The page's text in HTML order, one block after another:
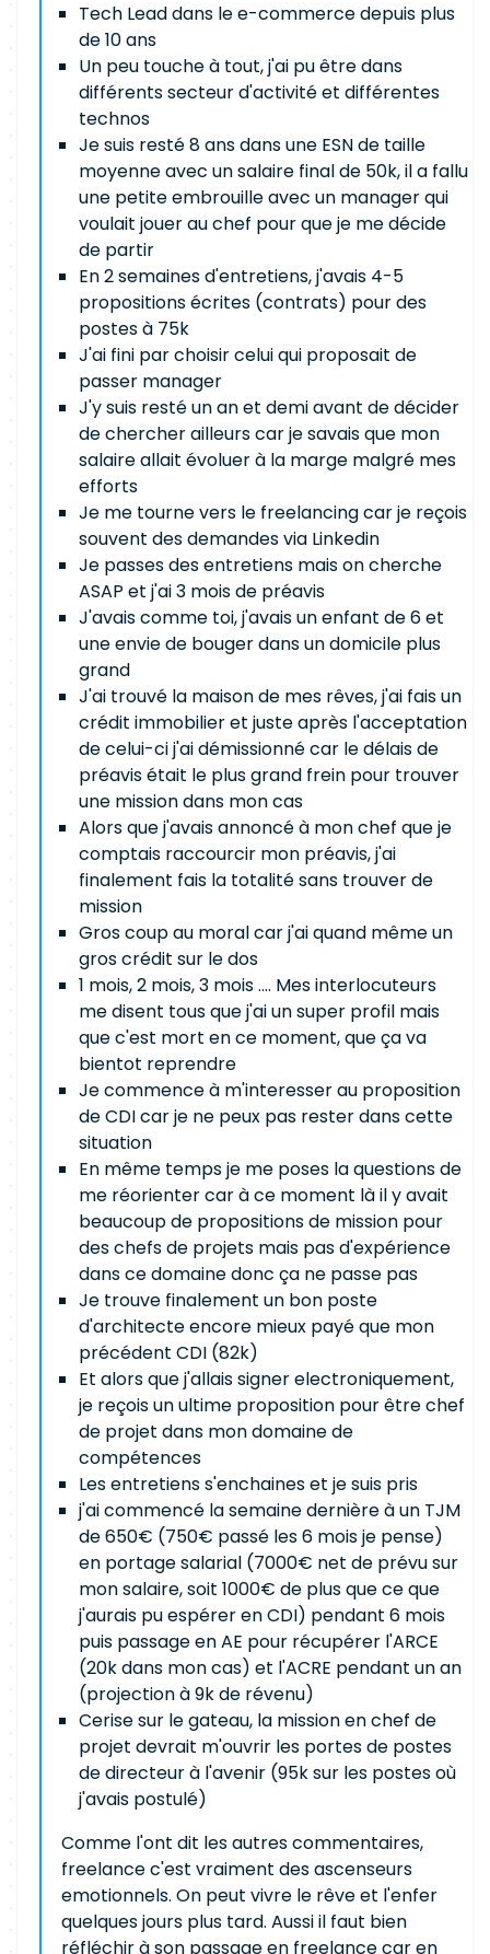
Tech Lead dans le e-commerce depuis plus
de 10 ans
Un peu touche à tout, j'ai pu être dans
différents secteur d'activité et différentes
technos
Je suis resté 8 ans dans une ESN de taille
moyenne avec un salaire final de 50k, il a fallu
une petite embrouille avec un manager qui
voulait jouer au chef pour que je me décide
de partir
En 2 semaines d'entretiens, j'avais 4-5
propositions écrites (contrats) pour des
postes à 75k
J'ai fini par choisir celui qui proposait de
passer manager
J'y suis resté un an et demi avant de décider
de chercher ailleurs car je savais que mon
salaire allait évoluer à la marge malgré mes
efforts
Je me tourne vers le freelancing car je reçois
souvent des demandes via Linkedin
Je passes des entretiens mais on cherche
ASAP et j'ai 3 mois de préavis
J'avais comme toi, j'avais un enfant de 6 et
une envie de bouger dans un domicile plus
grand
J'ai trouvé la maison de mes rêves, j'ai fais un
crédit immobilier et juste après l'acceptation
de celui-ci j'ai démissionné car le délais de
préavis était le plus grand frein pour trouver
une mission dans mon cas
Alors que j'avais annoncé à mon chef que je
comptais raccourcir mon préavis, j'ai
finalement fais la totalité sans trouver de
mission
Gros coup au moral car j'ai quand même un
gros crédit sur le dos
1 mois, 2 mois, 3 mois .... Mes interlocuteurs
me disent tous que j'ai un super profil mais
que c'est mort en ce moment, que ça va
bientot reprendre
Je commence à m'interesser au proposition
de CDI car je ne peux pas rester dans cette
situation
En même temps je me poses la questions de
me réorienter car à ce moment là il y avait
beaucoup de propositions de mission pour
des chefs de projets mais pas d'expérience
dans ce domaine donc ça ne passe pas
Je trouve finalement un bon poste
d'architecte encore mieux payé que mon
précédent CDI (82k)
Et alors que j'allais signer electroniquement,
je reçois un ultime proposition pour être chef
de projet dans mon domaine de
compétences
Les entretiens s'enchaines et je suis pris
j'ai commencé la semaine dernière à un TJM
de 650€ (750€ passé les 6 mois je pense)
en portage salarial (7000€ net de prévu sur
mon salaire, soit 1000€ de plus que ce que
j'aurais pu espérer en CDI) pendant 6 mois
puis passage en AE pour récupérer l'ARCE
(20k dans mon cas) et l'ACRE pendant un an
(projection à 9k de révenu)
Cerise sur le gateau, la mission en chef de
projet devrait m'ouvrir les portes de postes
de directeur à l'avenir (95k sur les postes où
j'avais postulé)
Comme l'ont dit les autres commentaires,
freelance c'est vraiment des ascenseurs
emotionnels. On peut vivre le rêve et l'enfer
quelques jours plus tard. Aussi il faut bien
réfléchir à son passage en freelance car en